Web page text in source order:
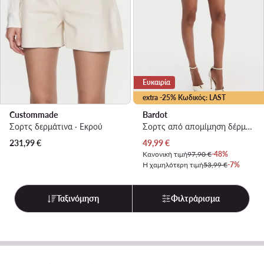
Custommade
Σορτς δερμάτινα · Εκρού
231,99€
extra -25% Κωδικός: LAST
Ευκαιρία
Bardot
Σορτς από απομίμηση δέρματος · Καφέ
Τρέχουσα τιμή
49,99€
Κανονική τιμή97,90 €-48%
Η χαμηλότερη τιμή53,99 €-7%
Ταξινόμηση Φιλτράρισμα